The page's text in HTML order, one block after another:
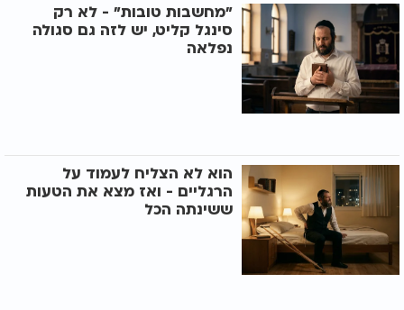
"מחשבות טובות" - לא רק
סינגל קליט, יש לזה גם סגולה
נפלאה
הוא לא הצליח לעמוד על
הרגליים - ואז מצא את הטעות
ששינתה הכל